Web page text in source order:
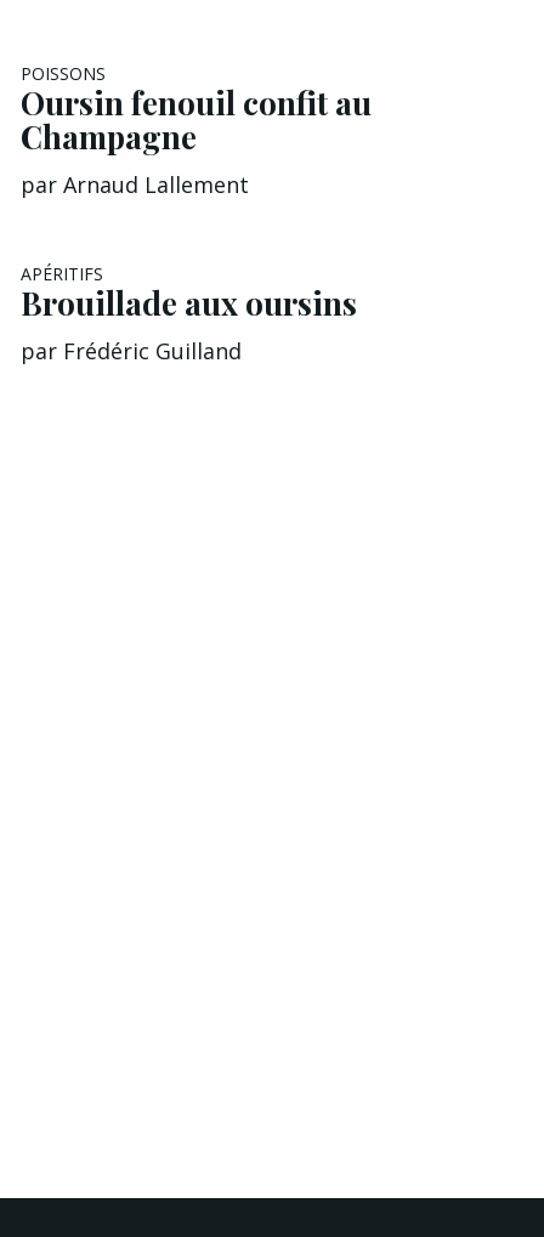
POISSONS
Oursin fenouil confit au
Champagne
par Arnaud Lallement
APÉRITIFS
Brouillade aux oursins
par Frédéric Guilland